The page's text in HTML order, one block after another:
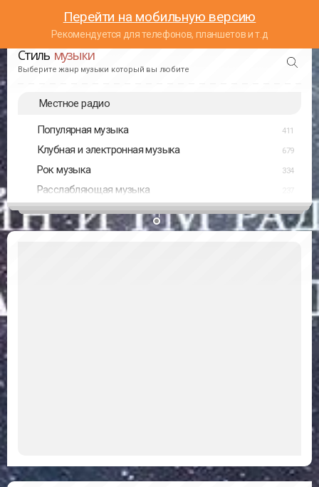
Перейти на мобильную версию
Рекомендуется для телефонов, планшетов и т.д
Стиль музыки
Выберите жанр музыки который вы любите
Местное радио
Популярная музыка 411
Клубная и электронная музыка 679
Рок музыка 334
Расслабляющая музыка